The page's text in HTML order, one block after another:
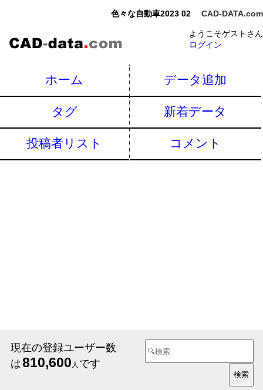
色々な自動車2023 02 CAD-DATA.com
ようこそゲストさん
ログイン
ホーム データ追加
タグ 新着データ
投稿者リスト コメント
現在の登録ユーザー数
は810,600 人 です